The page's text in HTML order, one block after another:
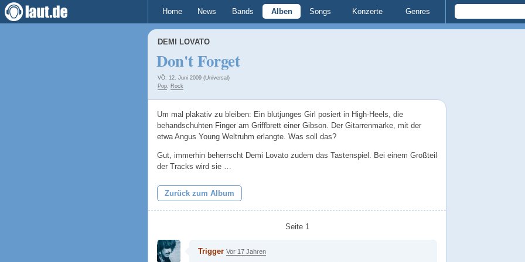
Home News Bands Alben Songs Konzerte Genres
DEMI LOVATO
Don't Forget
VÖ: 12. Juni 2009 (Universal)
Pop, Rock
Um mal plakativ zu bleiben: Ein blutjunges Girl posiert in High-Heels, die
behandschuhten Finger am Griffbrett einer Gibson. Der Gitarrenmarke, mit der
etwa Angus Young Weltruhm erlangte. Was soll das?
Gut, immerhin beherrscht Demi Lovato zudem das Tastenspiel. Bei einem Großteil
der Tracks wird sie …
Zurück zum Album
Seite 1
Trigger Vor 17 Jahren